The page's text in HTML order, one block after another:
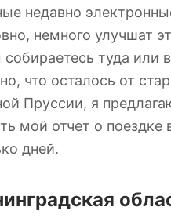
недавно
немного улучшат
туда или
что осталось от
Пруссии, я
мой отчет о поездке
дней.